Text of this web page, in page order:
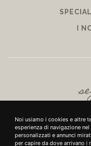
Noi usiamo i cookies e altre
esperienza di navigazione
personalizzati e annunci
per capire da dove arrivano i
I